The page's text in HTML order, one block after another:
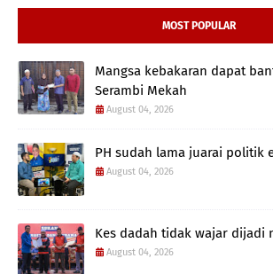
MOST POPULAR
Mangsa kebakaran dapat
Serambi Mekah
August 04, 2026
PH sudah lama juarai politik
August 04, 2026
Kes dadah tidak wajar dijadi
August 04, 2026